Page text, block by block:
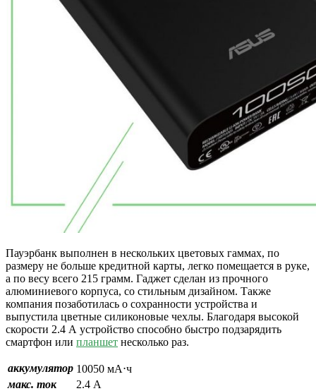
Пауэрбанк выполнен в нескольких цветовых гаммах, по
размеру не больше кредитной карты, легко помещается в руке,
а по весу всего 215 грамм. Гаджет сделан из прочного
алюминиевого корпуса, со стильным дизайном. Также
компания позаботилась о сохранности устройства и
выпустила цветные силиконовые чехлы. Благодаря высокой
скорости 2.4 А устройство способно быстро подзарядить
смартфон или планшет несколько раз.
аккумулятор 10050 мА⋅ч
макс. ток
2.4 А